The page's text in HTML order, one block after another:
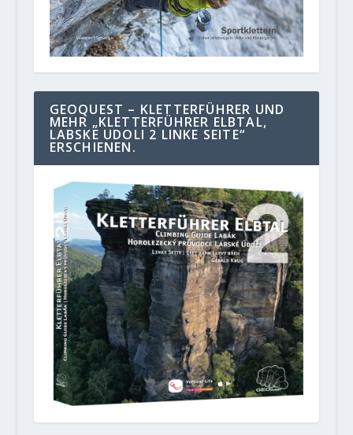
GEOQUEST – KLETTERFÜHRER UND
MEHR „KLETTERFÜHRER ELBTAL,
LABSKE UDOLI 2 LINKE SEITE“
ERSCHIENEN.